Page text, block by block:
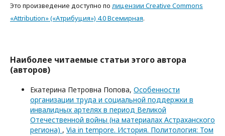
Это произведение доступно по лицензии Creative Commons
«Attribution» («Атрибуция») 4.0 Всемирная.
Наиболее читаемые статьи этого автора
(авторов)
Екатерина Петровна Попова, Особенности
организации труда и социальной поддержки в
инвалидных артелях в период Великой
Отечественной войны (на материалах Астраханского
региона) , Via in tempore. История. Политология: Том